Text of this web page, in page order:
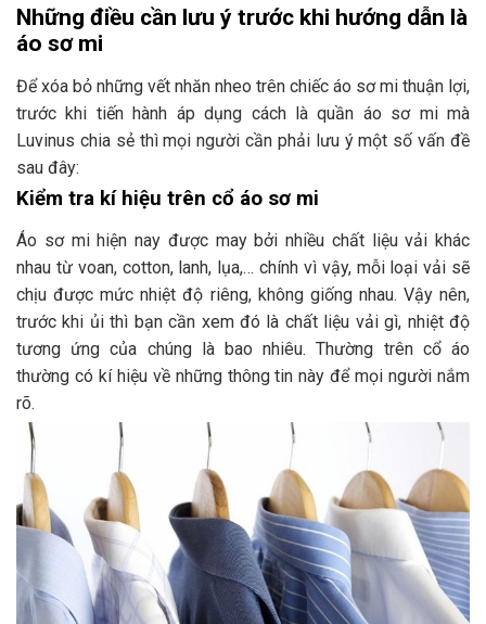
Những điều cần lưu ý trước khi hướng dẫn là
áo sơ mi
Để xóa bỏ những vết nhăn nheo trên chiếc áo sơ mi thuận lợi,
trước khi tiến hành áp dụng cách là quần áo sơ mi mà
Luvinus chia sẻ thì mọi người cần phải lưu ý một số vấn đề
sau đây:
Kiểm tra kí hiệu trên cổ áo sơ mi
Áo sơ mi hiện nay được may bởi nhiều chất liệu vải khác
nhau từ voan, cotton, lanh, lụa,… chính vì vậy, mỗi loại vải sẽ
chịu được mức nhiệt độ riêng, không giống nhau. Vậy nên,
trước khi ủi thì bạn cần xem đó là chất liệu vải gì, nhiệt độ
tương ứng của chúng là bao nhiêu. Thường trên cổ áo
thường có kí hiệu về những thông tin này để mọi người nắm
rõ.